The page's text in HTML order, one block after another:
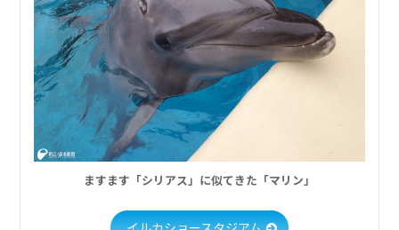
ますます「シリアス」に似てきた「マリン」